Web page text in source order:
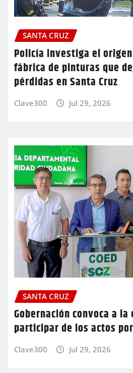
SANTA CRUZ
Policía investiga el
fábrica de pinturas que
pérdidas en Santa Cruz
Clave300 Jul 29, 2026
SANTA CRUZ
Gobernación convoca a
participar de los actos
Clave300 Jul 29, 2026